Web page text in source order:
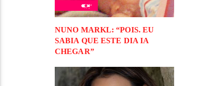
NUNO MARKL: “POIS. EU
SABIA QUE ESTE DIA IA
CHEGAR”